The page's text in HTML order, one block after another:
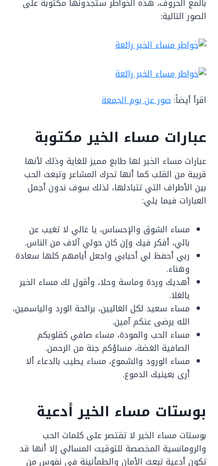
الصور التالية:
اقرأ أيضاً: صور عن يوم الجمعة
عبارات مساء الخير مكتوبة
عبارات مساء الخير لها طابع مميز للغاية وذلك لأنها
قريبة من القلب كما أنها تحرك المشاعر وتبعث الحب
بين الأطراف التي تتبادلها، لذلك سوف ندون أجمل
العبارات فيما يلي:
مساء الشوق والإحساس، يا غالي لا تغيب عن
بالي، أفكر فيك وإن كان حولي آلاف من الناس.
ربي أحفظ لي أحبابي واجعل أيامهم كلها سعادة
وهناء.
أهديك وردة وماسة وحلا، وأقول لك مساء الخير
يالغلا.
مساء سعيد لكل الغاليين، برائحة الورد والياسمين،
الله يرضى عنكم آمين.
مساء الحب والمودة، مساء صافي كقلوبكم
الصافية الغضة، مساؤكم جنة من الرحمن.
مساء الورود والشموع، مساء يطيب بالدعاء ألا
أرى بعينيك الدموع.
بوستات مساء الخير أدعية
بوستات مساء الخير لا تقتصر على كلمات الحب
والرومانسية المخصصة للتوقيت المسائي إلا أنها قد
تكون أدعية تبعث الأمان والطمأنينة في نفوس من